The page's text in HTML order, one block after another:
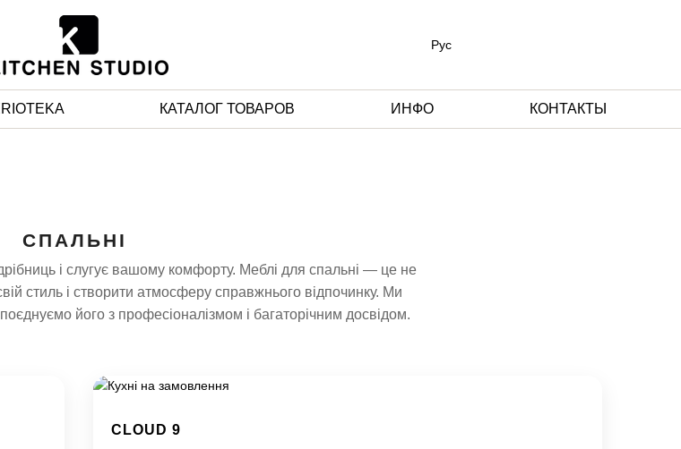
Рус
КАТАЛОГ ТОВАРОВ ИНФО КОНТАКТЫ
СПАЛЬНІ
і слугує вашому комфорту. Меблі для спальні — це не
стиль і створити атмосферу справжнього відпочинку. Ми
його з професіоналізмом і багаторічним досвідом.
CLOUD 9